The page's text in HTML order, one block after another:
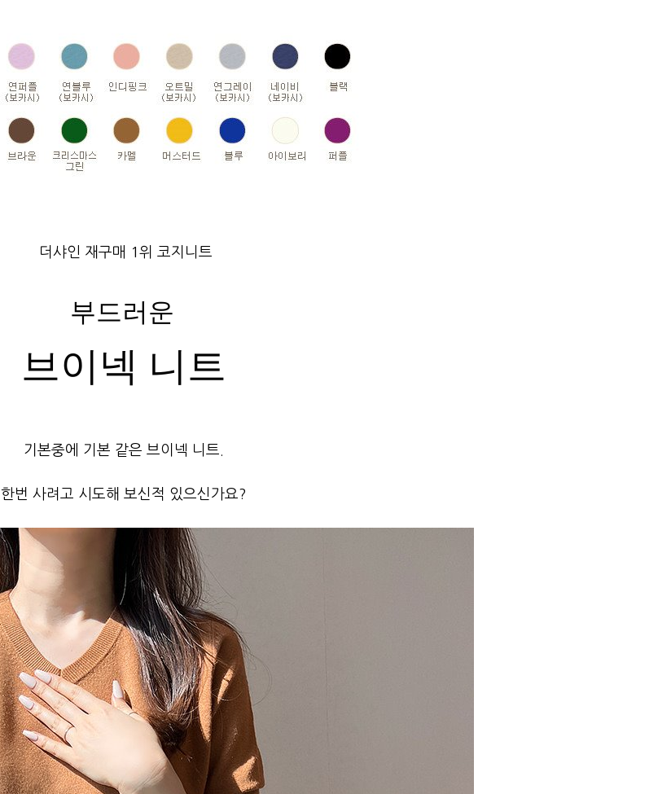
더샤인 재구매 1위 코지니트
부드러운
브이넥 니트
기본중에 기본 같은 브이넥 니트.
한번 사려고 시도해 보신적 있으신가요?